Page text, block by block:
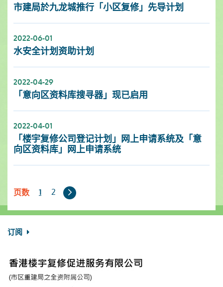
市建局於九龙城推行「小区复修」先导计划
2022-06-01
水安全计划资助计划
2022-04-29
「意向区资料库搜寻器」现已启用
2022-04-01
「楼宇复修公司登记计划」网上申请系统及「意
向区资料库」网上申请系统
页数 1 2
下
页
订阅